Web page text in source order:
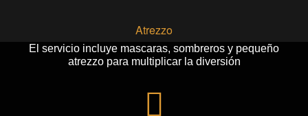
Atrezzo
El servicio incluye mascaras, sombreros y pequeño
atrezzo para multiplicar la diversión